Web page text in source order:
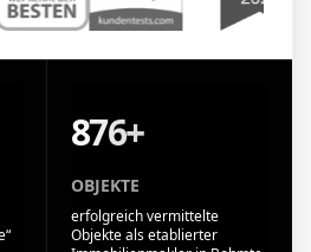
876+
OBJEKTE
erfolgreich vermittelte
Objekte als etablierter